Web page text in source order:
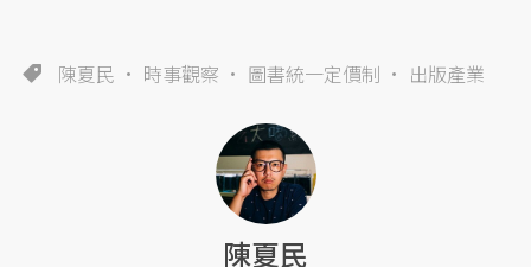
陳夏民 時事觀察 圖書統一定價制 出版產業
陳夏民